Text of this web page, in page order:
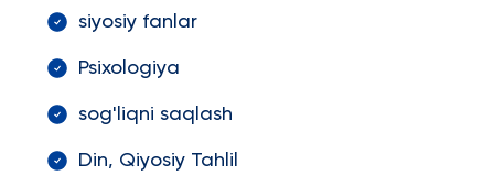
siyosiy fanlar
Psixologiya
sog'liqni saqlash
Din, Qiyosiy Tahlil